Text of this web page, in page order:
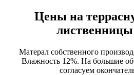
Цены на
лиственницы
Матерал собственного
Влажность 12%. На большие
согласуем